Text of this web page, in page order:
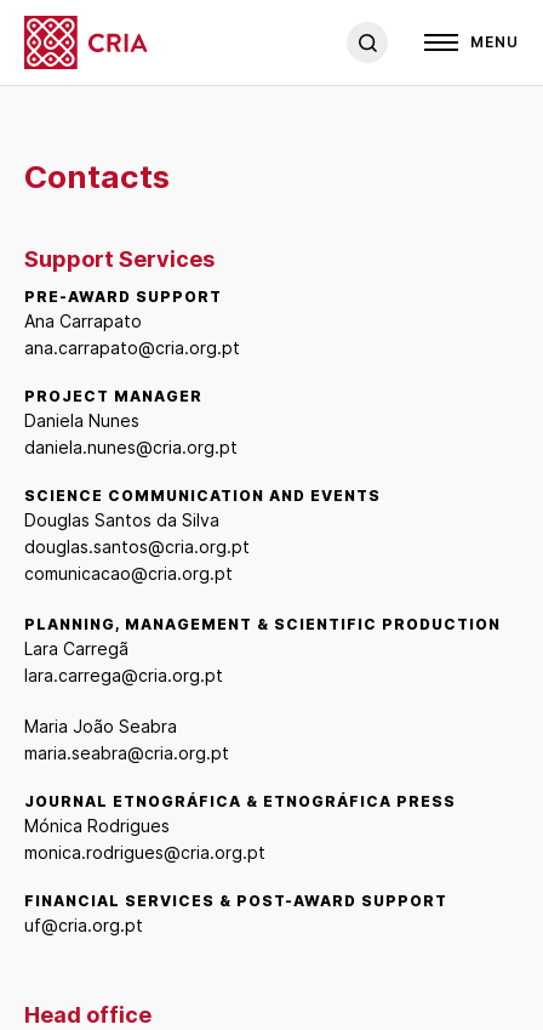
MENU
Contacts
Support Services
PRE-AWARD SUPPORT
Ana Carrapato
ana.carrapato@cria.org.pt
PROJECT MANAGER
Daniela Nunes
daniela.nunes@cria.org.pt
SCIENCE COMMUNICATION AND EVENTS
Douglas Santos da Silva
douglas.santos@cria.org.pt
comunicacao@cria.org.pt
PLANNING, MANAGEMENT & SCIENTIFIC PRODUCTION
Lara Carregã
lara.carrega@cria.org.pt
Maria João Seabra
maria.seabra@cria.org.pt
JOURNAL ETNOGRÁFICA & ETNOGRÁFICA PRESS
Mónica Rodrigues
monica.rodrigues@cria.org.pt
FINANCIAL SERVICES & POST-AWARD SUPPORT
uf@cria.org.pt
Head office